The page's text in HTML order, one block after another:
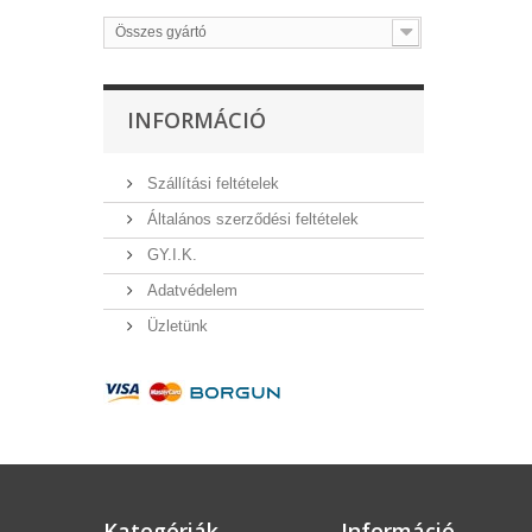
Összes gyártó
INFORMÁCIÓ
Szállítási feltételek
Általános szerződési feltételek
GY.I.K.
Adatvédelem
Üzletünk